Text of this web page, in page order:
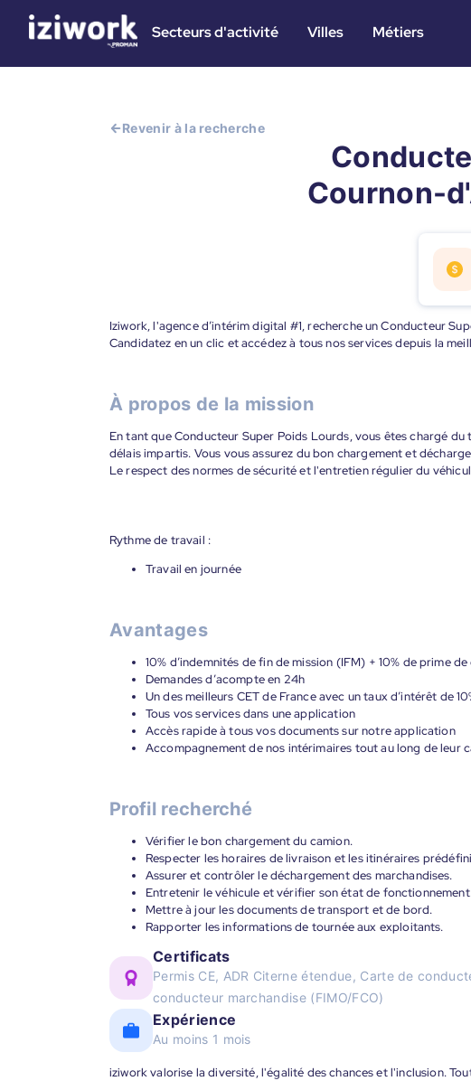
Secteurs d'activité Villes Métiers
Revenir à la recherche
Cournon-
Iziwork, l'agence d’intérim digital #1, recherche un Conducteur
Candidatez en un clic et accédez à tous nos services depuis la
À propos de la mission
En tant que Conducteur Super Poids Lourds, vous êtes chargé
délais impartis. Vous vous assurez du bon chargement et
Le respect des normes de sécurité et l'entretien régulier du
Rythme de travail :
Travail en journée
Avantages
10% d’indemnités de fin de mission (IFM) + 10% de prime
Demandes d’acompte en 24h
Un des meilleurs CET de France avec un taux d’intérêt de
Tous vos services dans une application
Accès rapide à tous vos documents sur notre application
Accompagnement de nos intérimaires tout au long de leur
Profil recherché
Vérifier le bon chargement du camion.
Respecter les horaires de livraison et les itinéraires
Assurer et contrôler le déchargement des marchandises.
Entretenir le véhicule et vérifier son état de
Mettre à jour les documents de transport et de bord.
Rapporter les informations de tournée aux exploitants.
Certificats
Permis CE, ADR Citerne étendue, Carte de
conducteur marchandise (FIMO/FCO)
Expérience
Au moins 1 mois
iziwork valorise la diversité, l'égalité des chances et l'inclusion.